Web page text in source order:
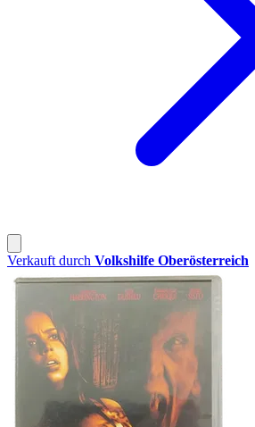
Verkauft durch Volkshilfe Oberösterreich